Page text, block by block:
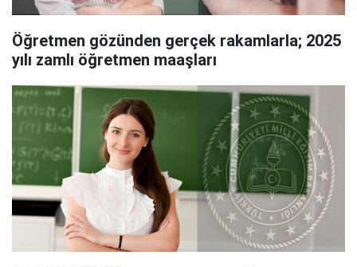
Öğretmen gözünden gerçek rakamlarla; 2025
yılı zamlı öğretmen maaşları